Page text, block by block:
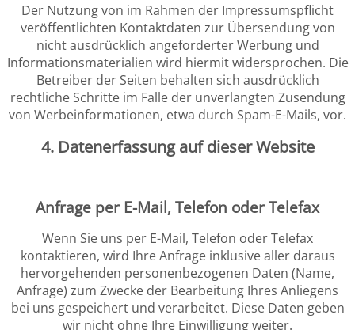
Der Nutzung von im Rahmen der Impressumspflicht
veröffentlichten Kontaktdaten zur Übersendung von
nicht ausdrücklich angeforderter Werbung und
Informationsmaterialien wird hiermit widersprochen. Die
Betreiber der Seiten behalten sich ausdrücklich
rechtliche Schritte im Falle der unverlangten Zusendung
von Werbeinformationen, etwa durch Spam-E-Mails, vor.
4. Datenerfassung auf dieser Website
Anfrage per E-Mail, Telefon oder Telefax
Wenn Sie uns per E-Mail, Telefon oder Telefax
kontaktieren, wird Ihre Anfrage inklusive aller daraus
hervorgehenden personenbezogenen Daten (Name,
Anfrage) zum Zwecke der Bearbeitung Ihres Anliegens
bei uns gespeichert und verarbeitet. Diese Daten geben
wir nicht ohne Ihre Einwilligung weiter.